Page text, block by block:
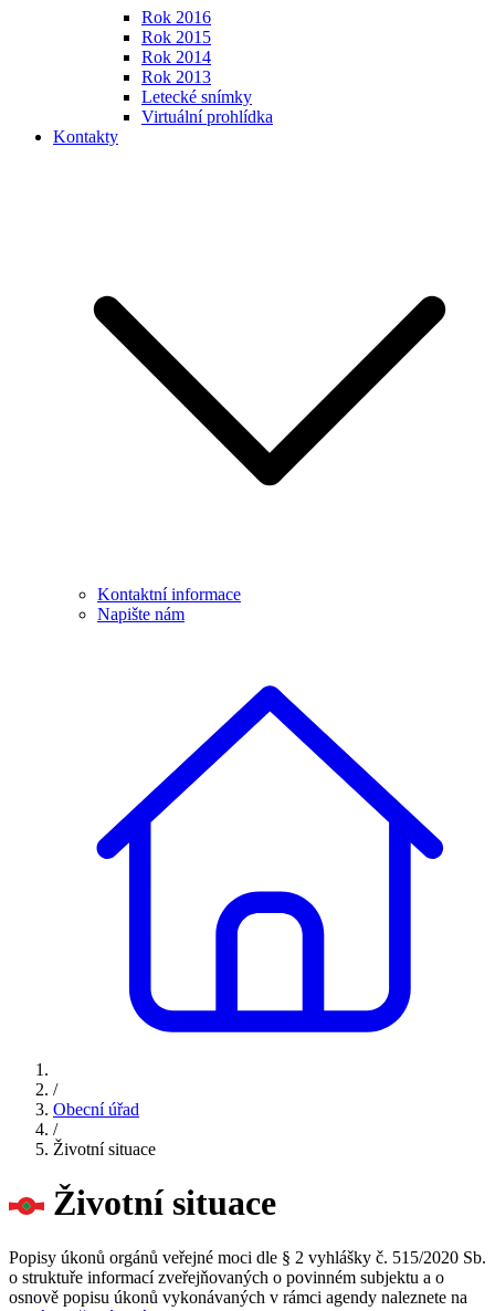
Rok 2016
Rok 2015
Rok 2014
Rok 2013
Letecké snímky
Virtuální prohlídka
Kontakty
Kontaktní informace
Napište nám
/
Obecní úřad
/
Životní situace
Životní situace
Popisy úkonů orgánů veřejné moci dle § 2 vyhlášky č. 515/2020 Sb.
o struktuře informací zveřejňovaných o povinném subjektu a o
osnově popisu úkonů vykonávaných v rámci agendy naleznete na